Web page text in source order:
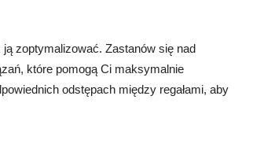
zoptymalizować. Zastanów się nad
które pomogą Ci maksymalnie
odstępach między regałami, aby